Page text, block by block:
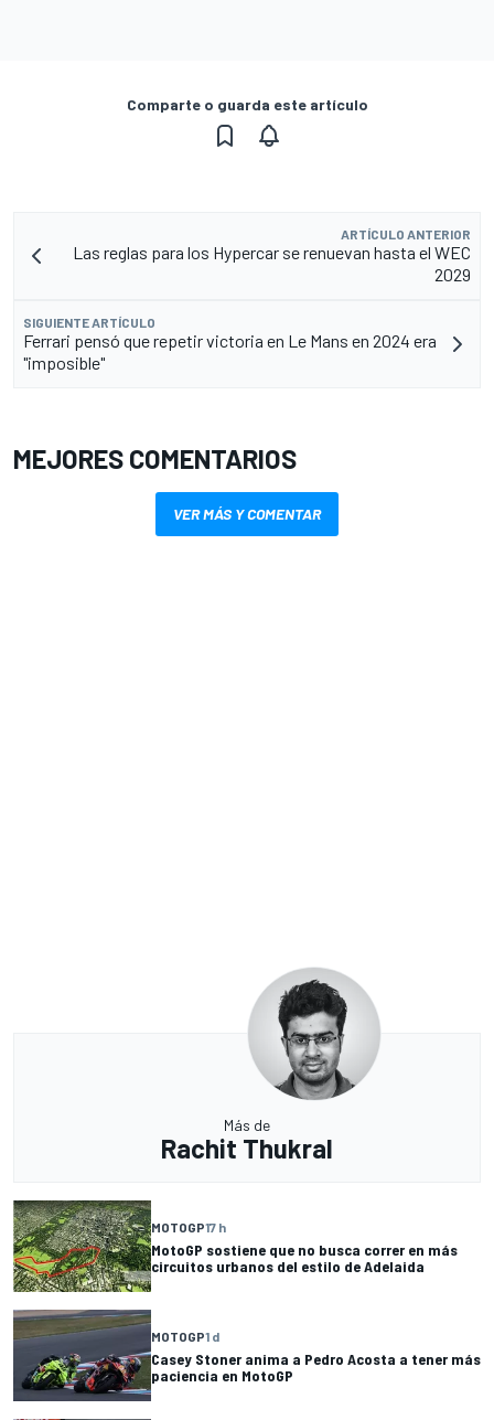
Comparte o guarda este artículo
ARTÍCULO ANTERIOR
Las reglas para los Hypercar se renuevan hasta el WEC
2029
SIGUIENTE ARTÍCULO
Ferrari pensó que repetir victoria en Le Mans en 2024 era
"imposible"
MEJORES COMENTARIOS
VER MÁS Y COMENTAR
Más de
Rachit Thukral
MOTOGP17 h
MotoGP sostiene que no busca correr en más
circuitos urbanos del estilo de Adelaida
MOTOGP1 d
Casey Stoner anima a Pedro Acosta a tener más
paciencia en MotoGP